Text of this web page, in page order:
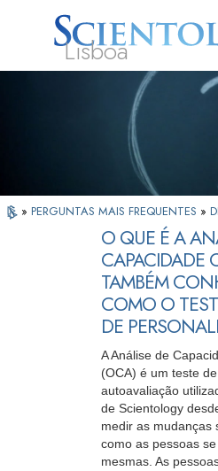
Lisboa
Scientology?
» PERGUNTAS MAIS FREQUENTES »
O QUE É A
CAPACIDADE
TAMBÉM
COMO O
DE
A Análise de
(OCA) é um teste de
autoavaliação
de Scientology
medir as mudanças
como as pessoas
mesmas. As